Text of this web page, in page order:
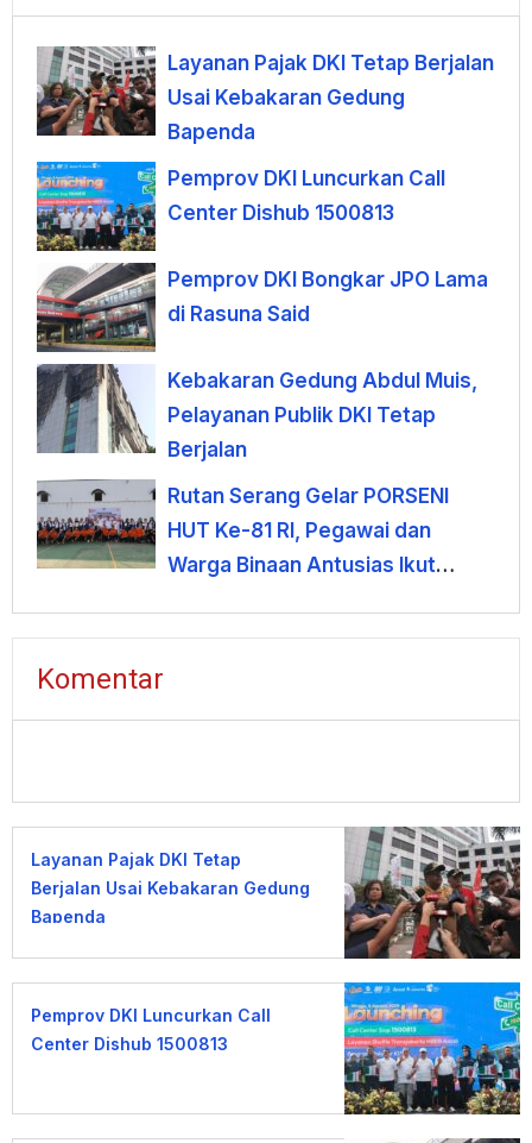
Layanan Pajak DKI Tetap Berjalan
Usai Kebakaran Gedung
Bapenda
Pemprov DKI Luncurkan Call
Center Dishub 1500813
Pemprov DKI Bongkar JPO Lama
di Rasuna Said
Kebakaran Gedung Abdul Muis,
Pelayanan Publik DKI Tetap
Berjalan
Rutan Serang Gelar PORSENI
HUT Ke-81 RI, Pegawai dan
Warga Binaan Antusias Ikut
Komentar
Layanan Pajak DKI Tetap
Berjalan Usai Kebakaran Gedung
Bapenda
Pemprov DKI Luncurkan Call
Center Dishub 1500813